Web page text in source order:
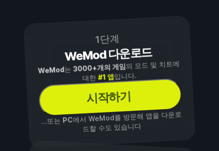
1단계
WeMod 다운로드
WeMod는3000+개의 게임의 모드 및 치트에
대한#1 앱입니다.
시작하기
...또는PC에서 WeMod를 방문해 앱을 다운로
드할 수도 있습니다